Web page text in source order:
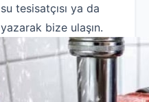
tesisatçısı ya da
bize ulaşın.